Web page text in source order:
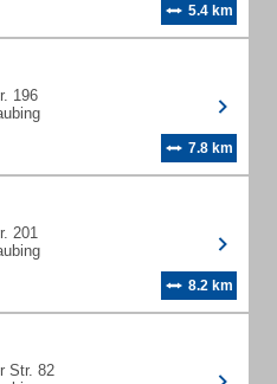
5.4 km
196
7.8 km
201
8.2 km
Str. 82